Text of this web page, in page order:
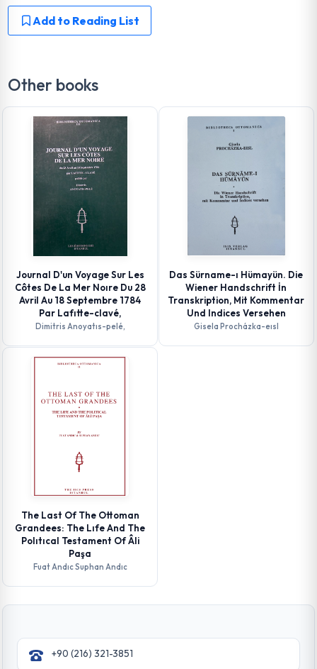
Add to Reading List
Other books
Journal D'un Voyage Sur Les
Côtes De La Mer Noıre Du 28
Avril Au 18 Septembre 1784
Par Lafıtte-clavé,
Dimitris Anoyatıs-pelé,
Das Sürname-ı Hümayün. Die
Wiener Handschrift İn
Transkription, Mit Kommentar
Und Indices Versehen
Gisela Procházka-eısl
The Last Of The Ottoman
Grandees: The Lıfe And The
Polıtıcal Testament Of Âli
Paşa
Fuat Andıc Suphan Andıc
+90 (216) 321-3851